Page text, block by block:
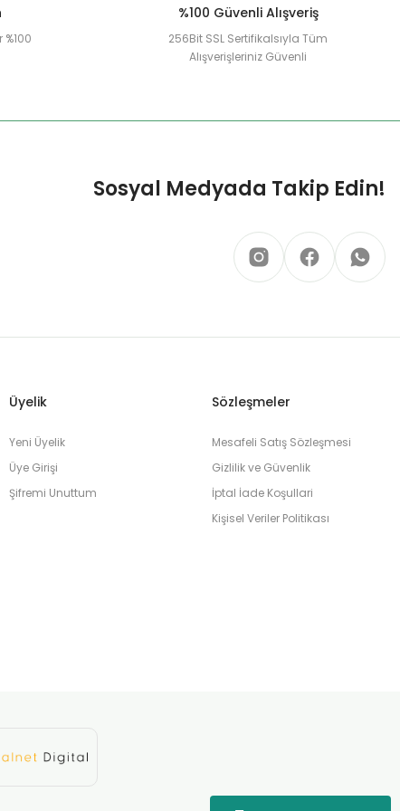
%100
%100 Güvenli Alışveriş
256Bit SSL Sertifikalsıyla Tüm
Alışverişleriniz Güvenli
Sosyal Medyada Takip Edin!
Üyelik
Yeni Üyelik
Üye Girişi
Şifremi Unuttum
Sözleşmeler
Mesafeli Satış Sözleşmesi
Gizlilik ve Güvenlik
İptal İade Koşullari
Kişisel Veriler Politikası